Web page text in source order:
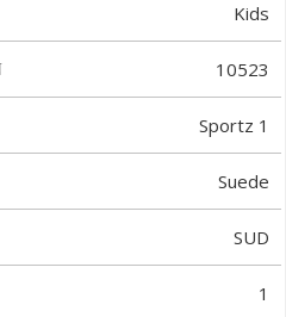
Kids
10523
Sportz 1
Suede
SUD
1